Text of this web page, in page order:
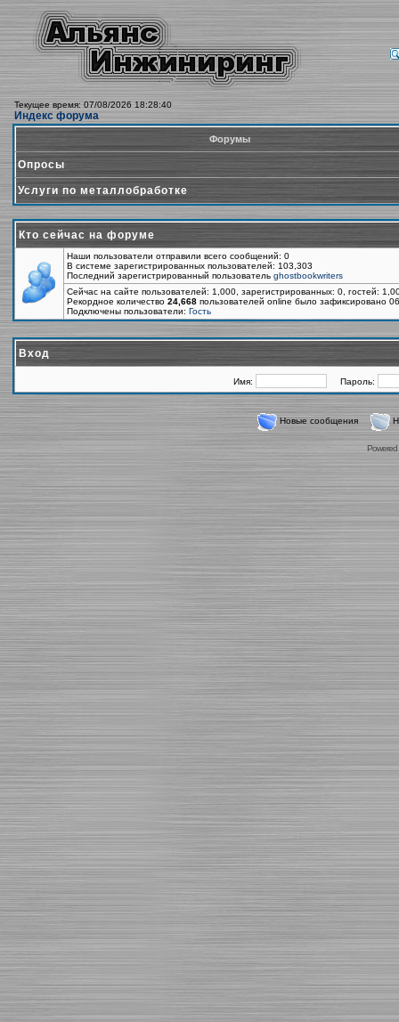
Текущее время: 07/08/2026 18:28:40
Индекс форума
Форумы
Опросы
Услуги по металлобработке
Кто сейчас на форуме
Наши пользователи отправили всего сообщений: 0
В системе зарегистрированных пользователей: 103,303
Последний зарегистрированный пользователь ghostbookwriters
Сейчас на сайте пользователей: 1,000, зарегистрированных: 0, гостей:
Рекордное количество 24,668 пользователей online было зафиксировано
Подключены пользователи: Гость
Вход
Имя: Пароль:
Новые сообщения